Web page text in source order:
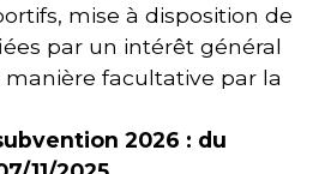
mise à disposition de
par un intérêt général
facultative par la
2026 : du